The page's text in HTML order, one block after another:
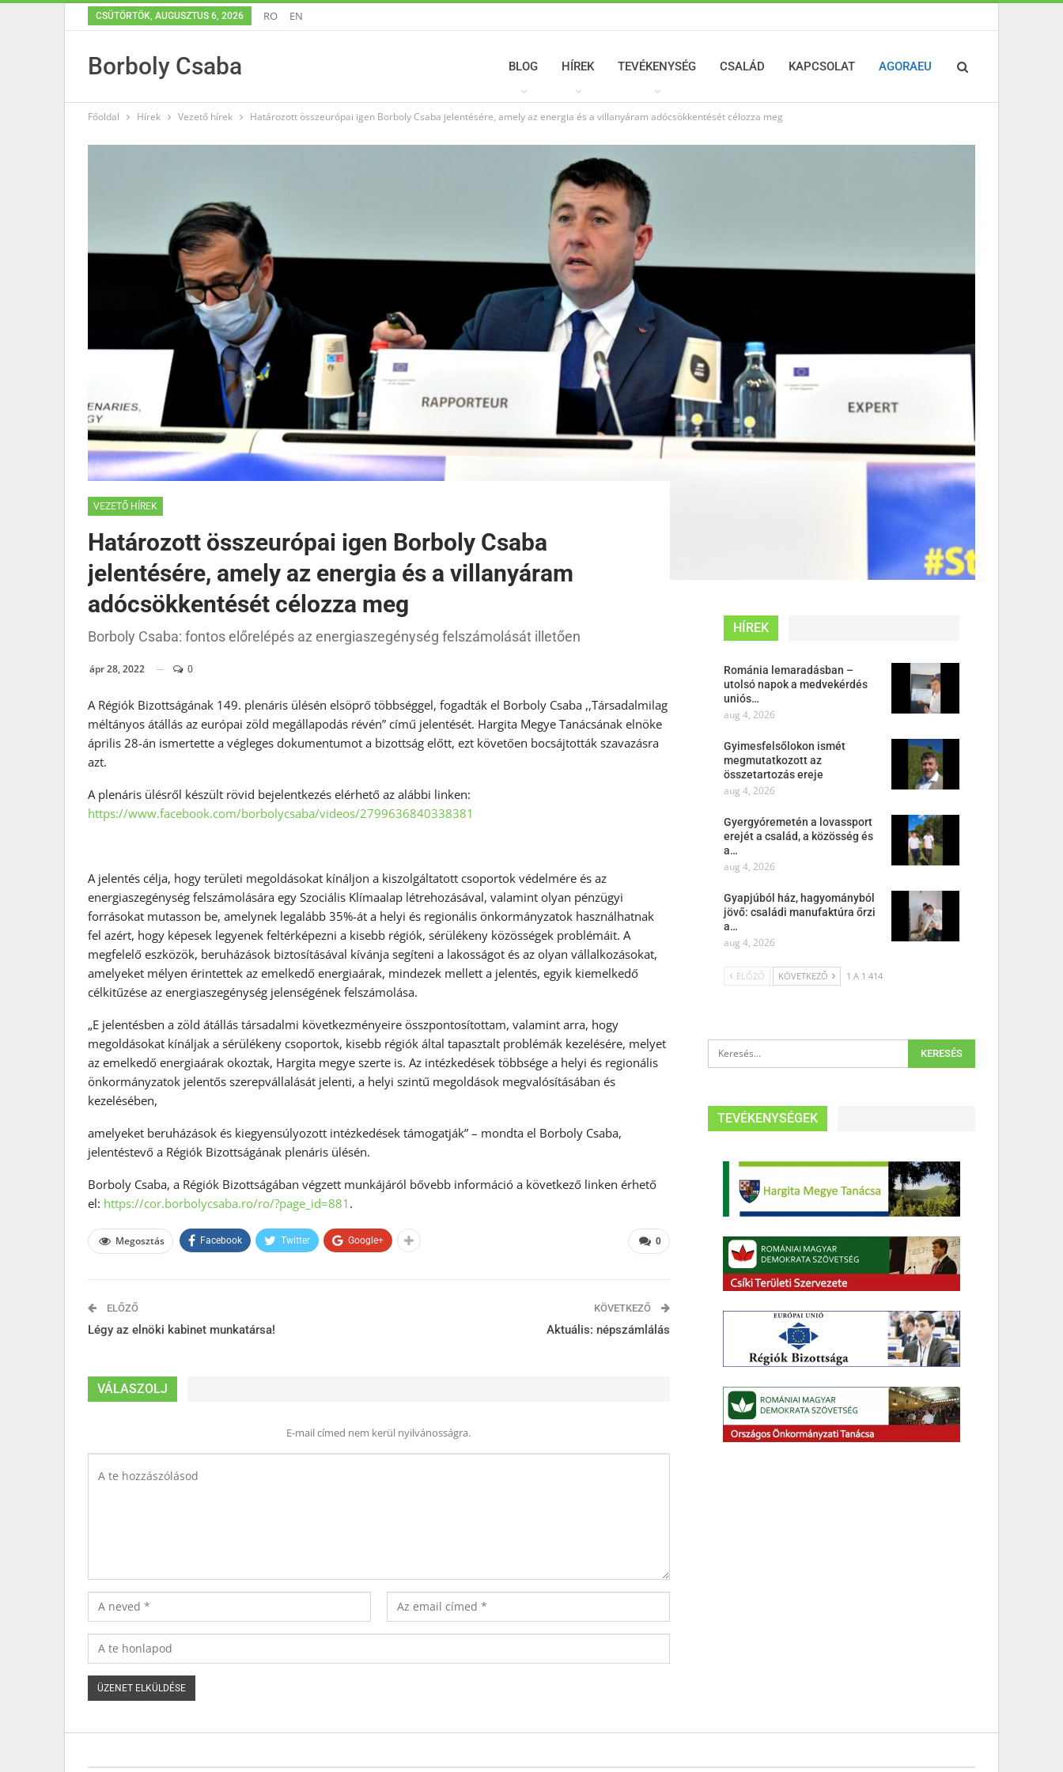
CSÜTÖRTÖK, AUGUSZTUS 6, 2026 RO EN
Borboly Csaba BLOG HÍREK TEVÉKENYSÉG CSALÁD KAPCSOLAT AGORAEU
Főoldal Hírek Vezető hírek Határozott összeurópai igen Borboly Csaba jelentésére, amely az energia és a villanyáram adócsökkentését célozza meg
VEZETŐ HÍREK
Határozott összeurópai igen Borboly Csaba
jelentésére, amely az energia és a villanyáram
adócsökkentését célozza meg
Borboly Csaba: fontos előrelépés az energiaszegénység felszámolását illetően
ápr 28, 2022 0
A Régiók Bizottságának 149. plenáris ülésén elsöprő többséggel, fogadták el Borboly Csaba ,,Társadalmilag
méltányos átállás az európai zöld megállapodás révén” című jelentését. Hargita Megye Tanácsának elnöke
április 28-án ismertette a végleges dokumentumot a bizottság előtt, ezt követően bocsájtották szavazásra
azt.
A plenáris ülésről készült rövid bejelentkezés elérhető az alábbi linken:
https://www.facebook.com/borbolycsaba/videos/2799636840338381
A jelentés célja, hogy területi megoldásokat kínáljon a kiszolgáltatott csoportok védelmére és az
energiaszegénység felszámolására egy Szociális Klímaalap létrehozásával, valamint olyan pénzügyi
forrásokat mutasson be, amelynek legalább 35%-át a helyi és regionális önkormányzatok használhatnak
fel azért, hogy képesek legyenek feltérképezni a kisebb régiók, sérülékeny közösségek problémáit. A
megfelelő eszközök, beruházások biztosításával kívánja segíteni a lakosságot és az olyan vállalkozásokat,
amelyeket mélyen érintettek az emelkedő energiaárak, mindezek mellett a jelentés, egyik kiemelkedő
célkitűzése az energiaszegénység jelenségének felszámolása.
„E jelentésben a zöld átállás társadalmi következményeire összpontosítottam, valamint arra, hogy
megoldásokat kínáljak a sérülékeny csoportok, kisebb régiók által tapasztalt problémák kezelésére, melyet
az emelkedő energiaárak okoztak, Hargita megye szerte is. Az intézkedések többsége a helyi és regionális
önkormányzatok jelentős szerepvállalását jelenti, a helyi szintű megoldások megvalósításában és
kezelésében,
amelyeket beruházások és kiegyensúlyozott intézkedések támogatják” – mondta el Borboly Csaba,
jelentéstevő a Régiók Bizottságának plenáris ülésén.
Borboly Csaba, a Régiók Bizottságában végzett munkájáról bővebb információ a következő linken érhető
el: https://cor.borbolycsaba.ro/ro/?page_id=881 .
0
Megosztás Facebook Twitter Google+
ELŐZŐ
Légy az elnöki kabinet munkatársa!
KÖVETKEZŐ
Aktuális: népszámlálás
VÁLASZOLJ
E-mail címed nem kerül nyilvánosságra.
HÍREK
Románia lemaradásban –
utolsó napok a medvekérdés
uniós…
aug 4, 2026
Gyimesfelsőlokon ismét
megmutatkozott az
összetartozás ereje
aug 4, 2026
Gyergyóremetén a lovassport
erejét a család, a közösség és
a…
aug 4, 2026
Gyapjúból ház, hagyományból
jövő: családi manufaktúra őrzi
a…
aug 4, 2026
ELŐZŐ KÖVETKEZŐ 1 A 1 414
TEVÉKENYSÉGEK